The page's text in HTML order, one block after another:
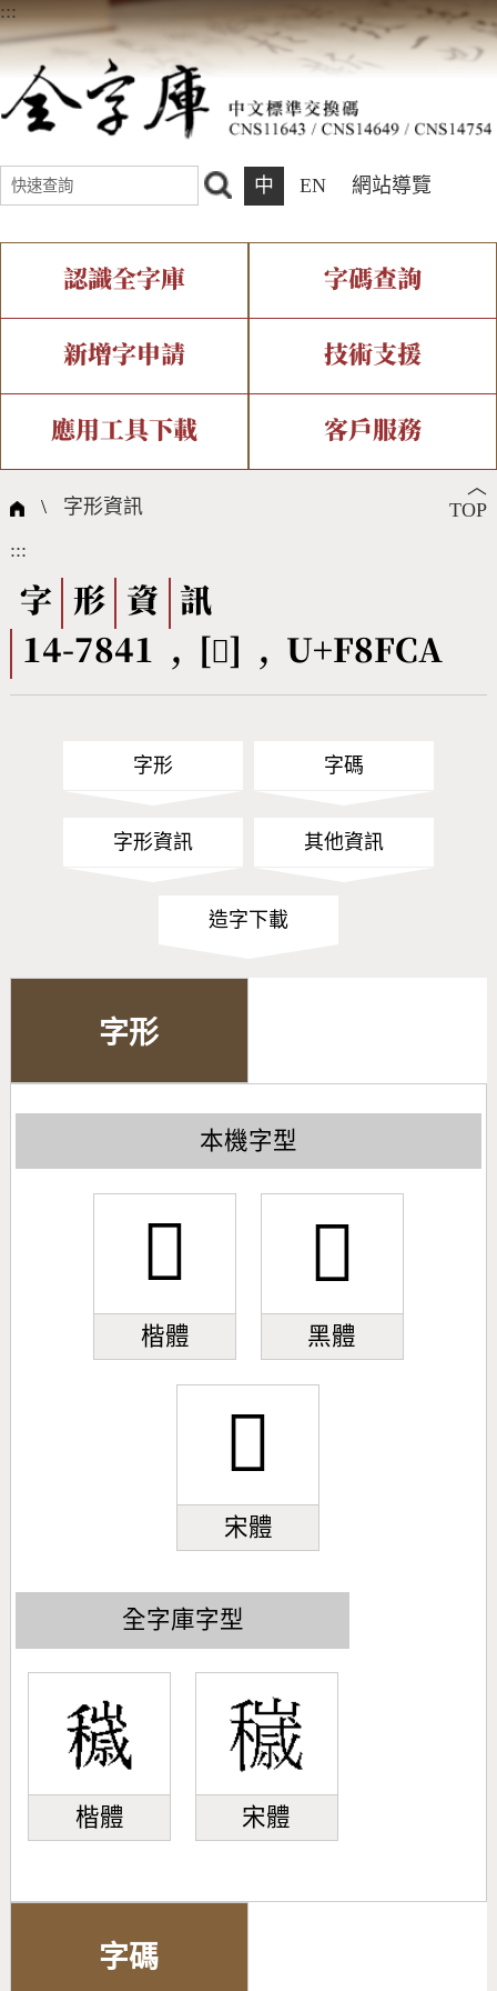
:::
中 EN 網站導覽
認識全字庫
全字庫介紹 全字庫現況
中文碼介紹 專有名詞介紹
國際字碼相關組織
字碼查詢
IDS查詢 部件查詢
複合查詢 注音查詢
筆畫查詢
筆順序查詢
CNS查詢 Unicode查詢
新增字申請
新字申請處理流程
技術支援
字形即時顯示 造字解決方案
全字庫授權 轉碼Web Service
應用工具下載
個人電腦造字處理工具
字形下載
客戶服務
問題集
熱門查詢統計
︿
TOP
\ 字形資訊
:::
字 形 資
訊
14-7841 , [󸿊] , U+F8FCA
字形 字碼
字形資訊 其他資訊
造字下載
字形
本機字型
󸿊
楷體
󸿊
黑體
󸿊
宋體
全字庫字型
楷體 宋體
字碼